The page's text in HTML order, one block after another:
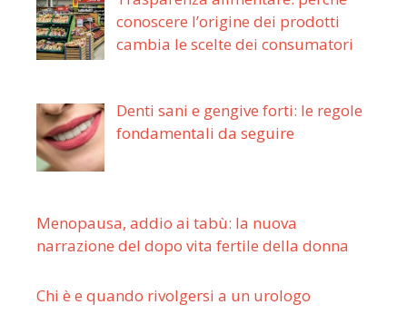
conoscere l’origine dei prodotti
cambia le scelte dei consumatori
Denti sani e gengive forti: le regole
fondamentali da seguire
Menopausa, addio ai tabù: la nuova
narrazione del dopo vita fertile della donna
Chi è e quando rivolgersi a un urologo